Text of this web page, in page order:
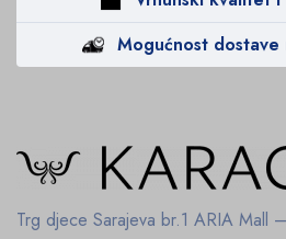
Mogućnost dostave
Trg djece Sarajeva br.1 ARIA Mall